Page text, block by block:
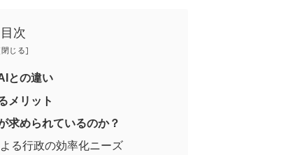
目次
との違い
メリット
求められているのか？
る行政の効率化ニーズ